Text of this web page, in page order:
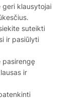
geri klausytojai
suteikti
ir pasiūlyti
pasirengę
ir